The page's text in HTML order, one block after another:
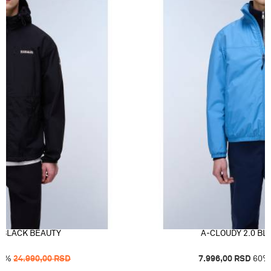
BEAUTY
% 24.990,00RSD
A-CLOUDY 2.0
7.996,00 RSD 60%